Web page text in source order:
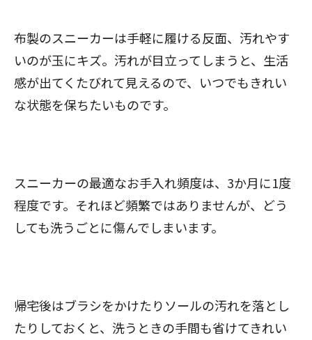
布製のスニーカーは手軽に履ける反面、汚れやす
いのが玉にキズ。汚れが目立ってしまうと、生活
感が出てくたびれて見えるので、いつでもきれい
な状態を保ちたいものです。
スニーカーの最適なお手入れ頻度は、3か月に1度
程度です。それほど頻繁ではありませんが、どう
しても洗うごとに傷んでしまいます。
帰宅後はブラシをかけたりソールの汚れを落とし
たりしておくと、洗うときの手間も省けてきれい
閉じる